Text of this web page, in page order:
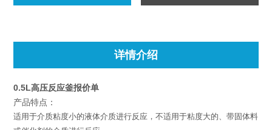
详情介绍
0.5L高压反应釜报价单
产品特点：
适用于介质粘度小的液体介质进行反应，不适用于粘度大的、带固体料